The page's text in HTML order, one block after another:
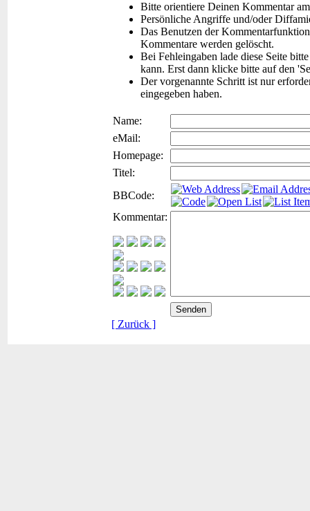
Bitte orientiere Deinen Kommentar
Persönliche Angriffe und/oder
Das Benutzen der
Kommentare werden gelöscht.
Bei Fehleingaben lade diese Seite
kann. Erst dann klicke bitte auf den
Der vorgenannte Schritt ist nur
eingegeben haben.
Name:
eMail:
Homepage:
Titel:
BBCode:
Kommentar:
[ Zurück ]